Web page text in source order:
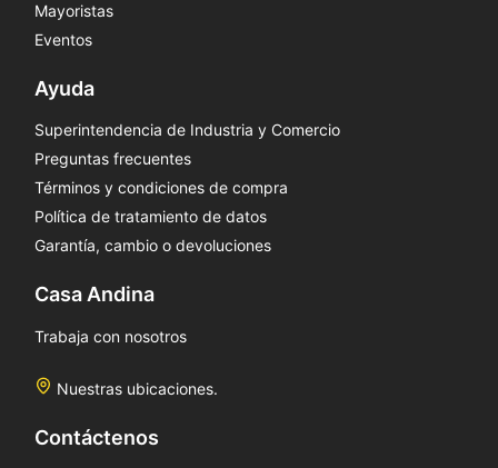
Mayoristas
Eventos
Ayuda
Superintendencia de Industria y Comercio
Preguntas frecuentes
Términos y condiciones de compra
Política de tratamiento de datos
Garantía, cambio o devoluciones
Casa Andina
Trabaja con nosotros
Nuestras ubicaciones.
Contáctenos